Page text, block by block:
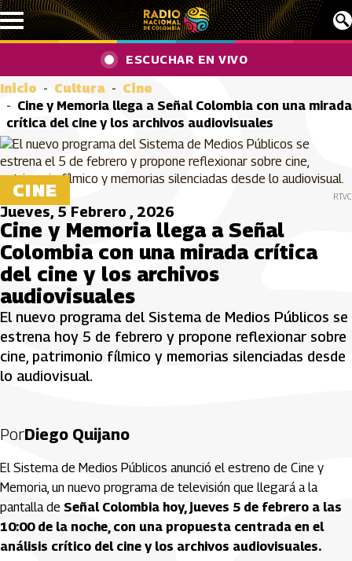
Pasar al contenido principal
ESCUCHAR EN VIVO
Inicio Cultura
Cine
Cine y Memoria llega a Señal Colombia con una mirada
crítica del cine y los archivos audiovisuales
CINE RTVC
Jueves, 5 Febrero , 2026
Cine y Memoria llega a Señal
Colombia con una mirada crítica
del cine y los archivos
audiovisuales
El nuevo programa del Sistema de Medios Públicos se
estrena hoy 5 de febrero y propone reflexionar sobre
cine, patrimonio fílmico y memorias silenciadas desde
lo audiovisual.
PorDiego Quijano
El Sistema de Medios Públicos anunció el estreno de Cine y
Memoria, un nuevo programa de televisión que llegará a la
pantalla de Señal Colombia hoy, jueves 5 de febrero a las
10:00 de la noche, con una propuesta centrada en el
análisis crítico del cine y los archivos audiovisuales.